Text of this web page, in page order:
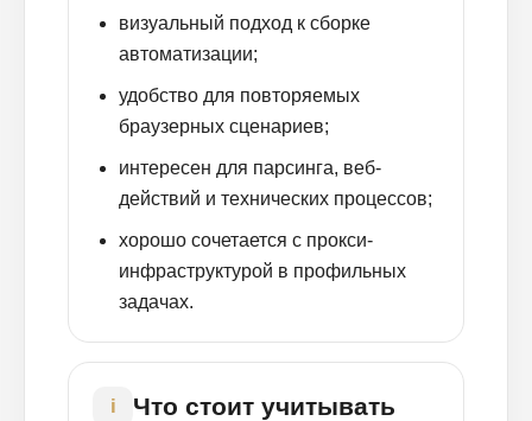
визуальный подход к сборке
автоматизации;
удобство для повторяемых
браузерных сценариев;
интересен для парсинга, веб-
действий и технических процессов;
хорошо сочетается с прокси-
инфраструктурой в профильных
задачах.
i Что стоит учитывать